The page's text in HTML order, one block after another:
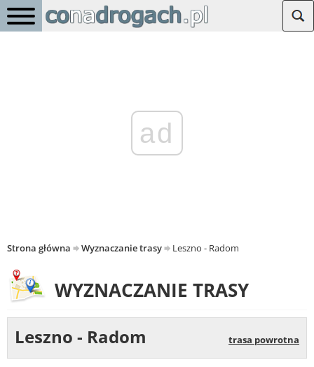
ad
Strona główna Wyznaczanie trasy Leszno - Radom
WYZNACZANIE TRASY
Leszno - Radom trasa powrotna